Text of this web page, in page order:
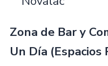
Zona de Bar y
Un Día (Espacios